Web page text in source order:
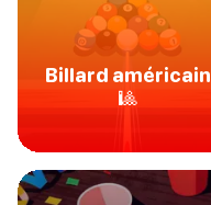
Billard américain
🎱